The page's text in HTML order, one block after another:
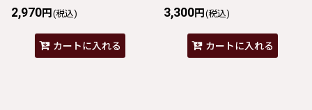
2,970円 (税込)
カートに入れる
3,300円 (税込)
カートに入れる